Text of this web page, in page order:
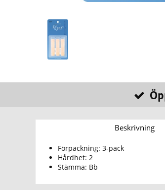
Beskrivning
Förpackning: 3-pack
Hårdhet: 2
Stämma: Bb